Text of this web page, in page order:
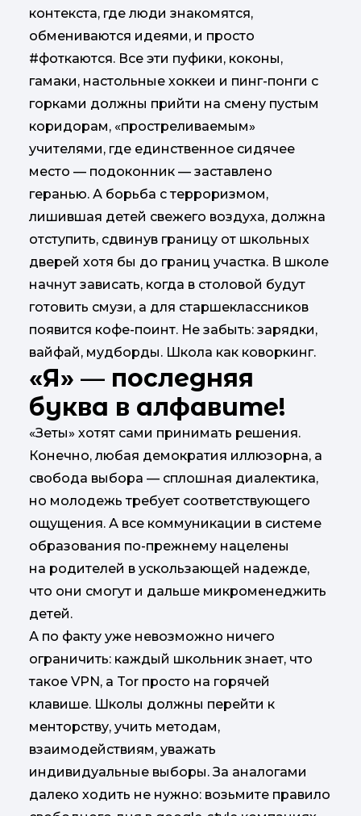
контекста, где люди знакомятся,
обмениваются идеями, и просто
#фоткаются. Все эти пуфики, коконы,
гамаки, настольные хоккеи и пинг-понги с
горками должны прийти на смену пустым
коридорам, «простреливаемым»
учителями, где единственное сидячее
место — подоконник — заставлено
геранью. А борьба с терроризмом,
лишившая детей свежего воздуха, должна
отступить, сдвинув границу от школьных
дверей хотя бы до границ участка. В школе
начнут зависать, когда в столовой будут
готовить смузи, а для старшеклассников
появится кофе-поинт. Не забыть: зарядки,
вайфай, мудборды. Школа как коворкинг.
«Я» — последняя
буква в алфавите!
«Зеты» хотят сами принимать решения.
Конечно, любая демократия иллюзорна, а
свобода выбора — сплошная диалектика,
но молодежь требует соответствующего
ощущения. А все коммуникации в системе
образования по-прежнему нацелены
на родителей в ускользающей надежде,
что они смогут и дальше микроменеджить
детей.
А по факту уже невозможно ничего
ограничить: каждый школьник знает, что
такое VPN, а Tor просто на горячей
клавише. Школы должны перейти к
менторству, учить методам,
взаимодействиям, уважать
индивидуальные выборы. За аналогами
далеко ходить не нужно: возьмите правило